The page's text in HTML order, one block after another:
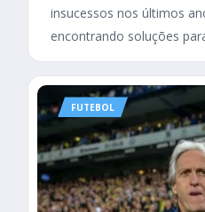
insucessos nos últimos
encontrando soluções
FUTEBOL